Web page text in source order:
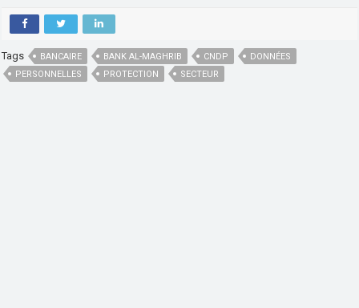
Tags BANCAIRE BANK AL-MAGHRIB CNDP
DONNÉES
PERSONNELLES
PROTECTION SECTEUR